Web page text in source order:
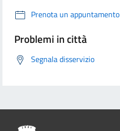
Prenota un appuntamento
Problemi in città
Segnala disservizio